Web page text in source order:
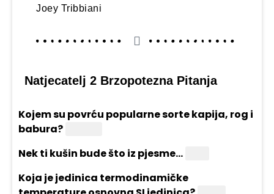
Joey Tribbiani
Natjecatelj 2 Brzopotezna Pitanja
Kojem su povrću popularne sorte kapija, rog i
babura?
Nek ti kušin bude što iz pjesme...
Koja je jedinica termodinamičke